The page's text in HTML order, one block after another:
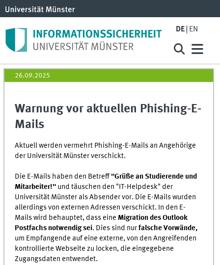
DE EN
26.09.2025
Warnung vor aktuellen Phishing-E-
Mails
Aktuell werden vermehrt Phishing-E-Mails an Angehörige
der Universität Münster verschickt.
Die E-Mails haben den Betreff "Grüße an Studierende und
Mitarbeiter!" und täuschen den "IT-Helpdesk" der
Universität Münster als Absender vor. Die E-Mails wurden
allerdings von externen Adressen verschickt. In den E-
Mails wird behauptet, dass eine Migration des Outlook
Postfachs notwendig sei. Dies sind nurfalsche Vorwände,
um Empfangende auf eine externe, von den Angreifenden
kontrollierte Webseite zu locken, die eingegebene
Zugangsdaten entwendet.